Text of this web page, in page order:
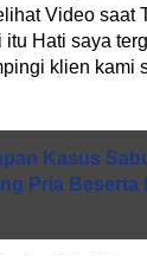
Video saat
Hati saya
klien kami
Kasus
Pria Beserta